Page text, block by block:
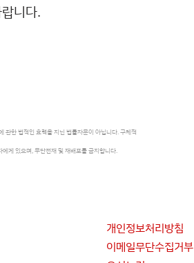
니다.
관한 법적인 효력을 지닌 법률자문이 아닙니다. 구체적
게 있으며, 무단전재 및 재배포를 금지합니다.
개인정보처리방침
이메일무단수집거부